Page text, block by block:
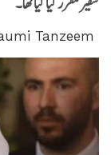
Tanzeem